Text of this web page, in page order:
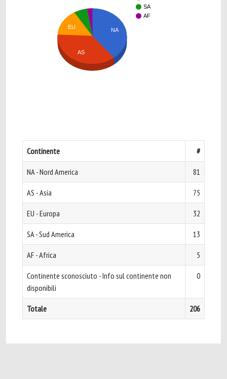
SA
AF
NA
EU
AS
Continente #
NA - Nord America 81
AS - Asia 75
EU - Europa 32
SA - Sud America 13
AF - Africa 5
Continente sconosciuto - Info sul continente non
disponibili
0
Totale 206